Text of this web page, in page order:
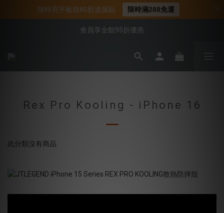
📍新客首購現折$50｜加入會員立即領取
📌年中下殺 手機殼3折起
會員享全館95折優惠
📍新客首購現折$50｜加入會員立即領取
Rex Pro Kooling - iPhone 16
此分類沒有商品
限時買平板殼85折送保貼 限時滿288免運